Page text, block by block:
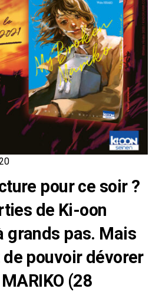
pour ce soir ?
de Ki-oon
grands pas. Mais
pouvoir dévorer
(28